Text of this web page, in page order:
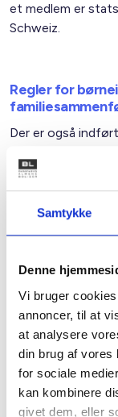
Samtykke
Denne
Vi bruger
annoncer, til at
at analysere
din brug af vores
for sociale
kan kombinere
givet dem, eller
et medlem er
Schweiz.
Regler for
Der er også
og om, at der
forudsætning for
hvor mere end